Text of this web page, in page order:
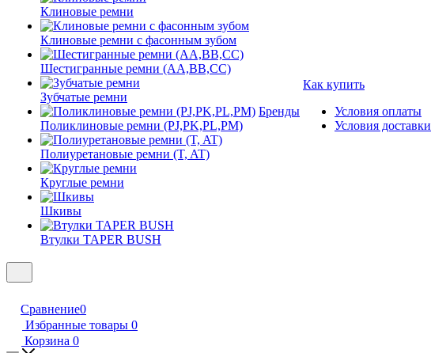
Клиновые ремни
Клиновые ремни с фасонным зубом
Шестигранные ремни (AA,BB,CC)
Зубчатые ремни
Поликлиновые ремни (PJ,PK,PL,PM)
Полиуретановые ремни (T, AT)
Круглые ремни
Шкивы
Втулки TAPER BUSH
Бренды
Как купить
Условия оплаты
Условия доставки
Сравнение0
Избранные товары 0
Корзина 0